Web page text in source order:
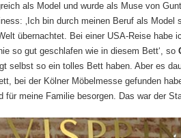
als Model und wurde als Muse von
‚Ich bin durch meinen Beruf als
übernachtet. Bei einer USA-Reise habe
so gut geschlafen wie in diesem Bett‘, so
selbst so ein tolles Bett haben. Aber es
bei der Kölner Möbelmesse gefunden
für meine Familie besorgen. Das war der